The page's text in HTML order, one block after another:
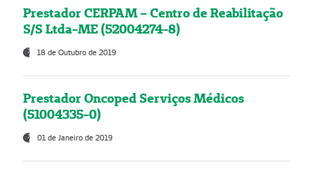
Prestador CERPAM – Centro de Reabilitação
S/S Ltda-ME (52004274-8)
18 de Outubro de 2019
Prestador Oncoped Serviços Médicos
(51004335-0)
01 de Janeiro de 2019